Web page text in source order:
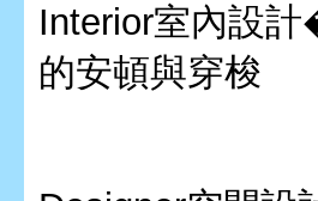
Interior室內設
的安頓與穿梭